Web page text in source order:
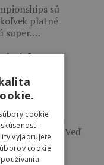
sú
platné
super.…
a jaké triky a
ich videí? Veď
cookie
vyjadrujete
cookie